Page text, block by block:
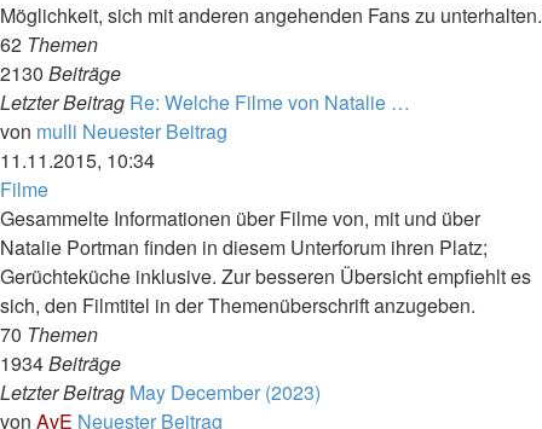
Möglichkeit, sich mit anderen angehenden Fans zu unterhalten.
62 Themen
2130 Beiträge
Letzter Beitrag Re: Welche Filme von Natalie …
von mulli Neuester Beitrag
11.11.2015, 10:34
Filme
Gesammelte Informationen über Filme von, mit und über
Natalie Portman finden in diesem Unterforum ihren Platz;
Gerüchteküche inklusive. Zur besseren Übersicht empfiehlt es
sich, den Filmtitel in der Themenüberschrift anzugeben.
70 Themen
1934Beiträge
Letzter Beitrag May December (2023)
von AvE Neuester Beitrag